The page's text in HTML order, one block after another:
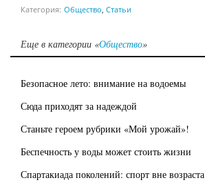
Категория: Общество Статьи
Еще в категории «Общество»
Безопасное лето: внимание на водоемы
Сюда приходят за надеждой
Станьте героем рубрики «Мой урожай»!
Беспечность у воды может стоить жизни
Спартакиада поколений: спорт вне возраста